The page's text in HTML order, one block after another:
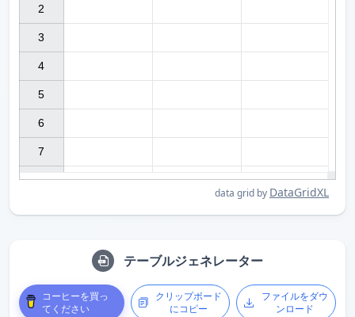
2
3
4
5
6
7
data grid by DataGridXL
テーブルジェネレーター
コーヒーを買っ
てください
クリップボード
にコピー
ファイルをダウ
ンロード